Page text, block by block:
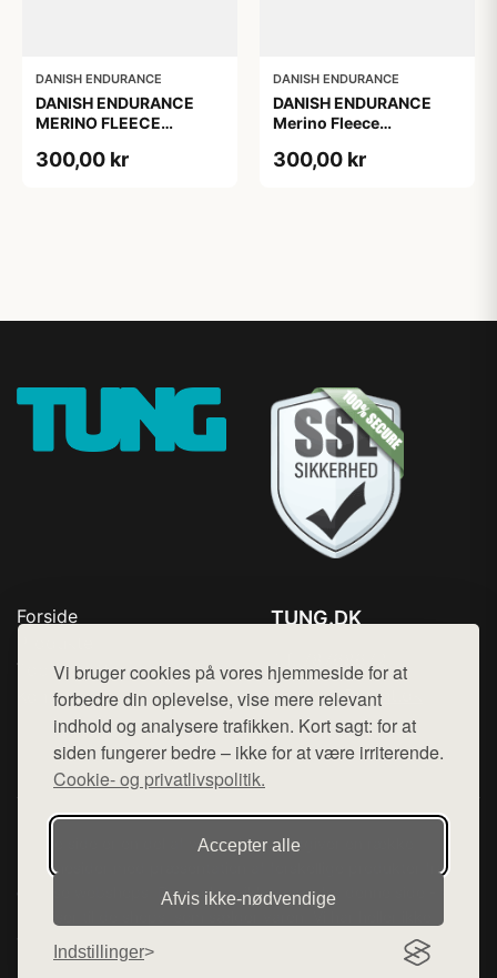
Vi bruger cookies på vores hjemmeside for at
forbedre din oplevelse, vise mere relevant
indhold og analysere trafikken. Kort sagt: for at
siden fungerer bedre – ikke for at være irriterende.
Cookie- og privatlivspolitik.
Accepter alle
Afvis ikke‑nødvendige
Indstillinger
DANISH ENDURANCE
DANISH ENDURANCE
MERINO FLEECE
300,00 kr
DANISH ENDURANCE
DANISH ENDURANCE
Merino Fleece
Mørk Marineblå, S/M
300,00 kr
Forside
Top Rabatter
Kontakt
TUNG.DK
Mail: hej@want.dk
Cookie- og privatlivspolitik
Denne side er en del af want.dk, der udgiver en række
hjemmesider med præsentation af forskellige produkter fra
diverse webshops. Der sælges ikke varer fra denne side - vi
varerne på lager.